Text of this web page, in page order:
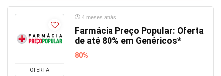
OFERTA
4 meses atrás
Farmácia Preço Popular: Oferta
de até 80% em Genéricos*
80%